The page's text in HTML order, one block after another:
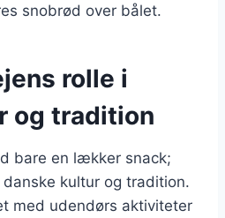
snobrød over bålet.
rolle i
og tradition
bare en lækker snack;
kultur og tradition.
med udendørs aktiviteter